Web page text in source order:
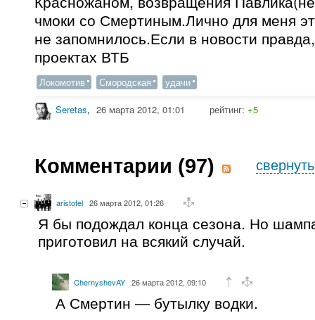
чмоки со Смертиным.Лично для меня
не запомнилось.Если в новости
проектах ВТБ
Локомотив Смородская удачи
Seretas, 26 марта 2012, 01:01 рейтинг: +5
Комментарии (97) свернуть
aristotel 26 марта 2012, 01:26
Я бы подождал конца сезона. Но
приготовил на всякий случай.
ChernyshevAY 26 марта 2012, 09:10
А Смертин — бутылку водки.